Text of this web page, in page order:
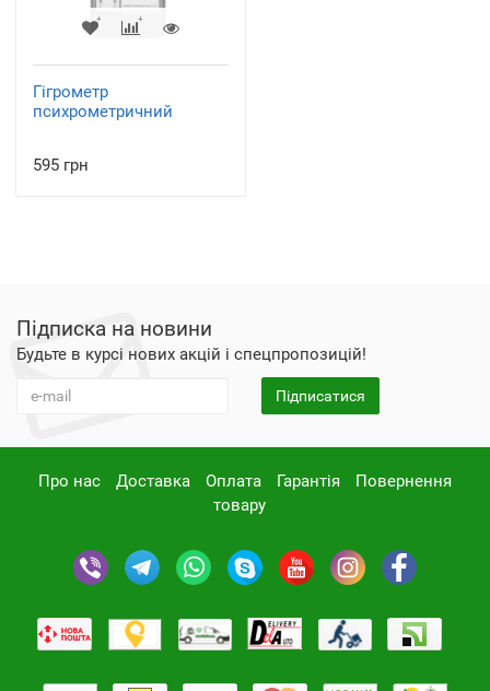
Гігрометр
психрометричний
595 грн
Підписка на новини
Будьте в курсі нових акцій і спецпропозицій!
Підписатися
Про нас Доставка Оплата Гарантія
Повернення
товару